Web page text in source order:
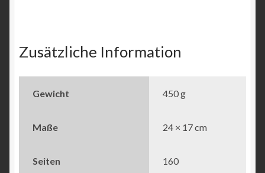
Zusätzliche Information
Gewicht 450 g
Maße 24 × 17 cm
Seiten 160